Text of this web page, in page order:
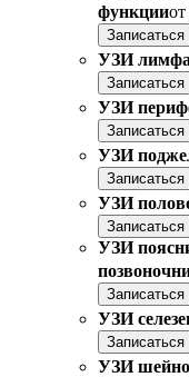
функцииот
Записаться
УЗИ
Записаться
УЗИ
Записаться
УЗИ
Записаться
УЗИ
Записаться
УЗИ
Записаться
УЗИ
Записаться
УЗИ